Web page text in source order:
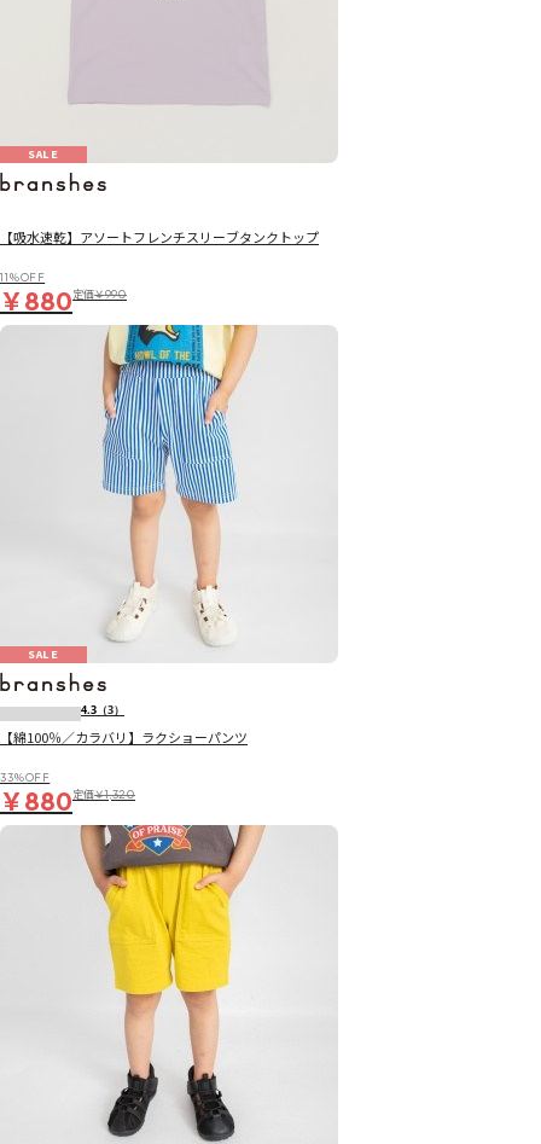
SALE
【吸水速乾】アソートフレンチスリーブタンクトップ
11％OFF
￥880定価￥990
SALE
4.3 （3）
【綿100％／カラバリ】ラクショーパンツ
33％OFF
￥880定価￥1,320